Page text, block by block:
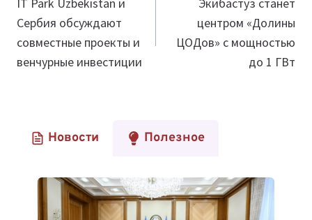
по
записям
IT Park Uzbekistan и
Сербия обсуждают
совместные проекты и
венчурные инвестиции
Экибастуз станет
центром «Долины
ЦОДов» с мощностью
до 1 ГВт
Новости Полезное